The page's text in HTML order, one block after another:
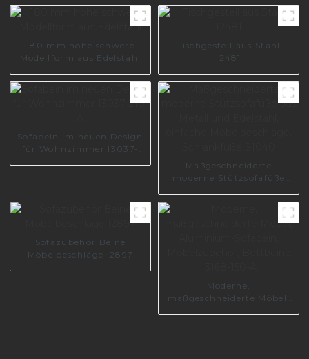
180 mm hohe schwere
Modellform aus Edelstahl
Tischgestell aus Stahl
I2481
Sofabein im neuen Design
für Wohnzimmer I3037-
Maßgeschneiderte
moderne Stützsofafüße
einfache Möbelbeschläge,
Sofazubehör Beine
Möbelbeschläge I2897
Moderne,
maßgeschneiderte Möbel,